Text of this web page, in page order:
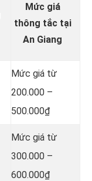
Mức giá
thông tắc tại
An Giang
Mức giá từ
200.000 –
500.000₫
Mức giá từ
300.000 –
600.000₫